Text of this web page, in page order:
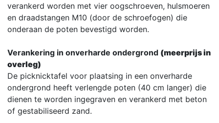
verankerd worden met vier oogschroeven, hulsmoeren
en draadstangen M10 (door de schroefogen) die
onderaan de poten bevestigd worden.
Verankering in onverharde ondergrond (meerprijs in
overleg)
De picknicktafel voor plaatsing in een onverharde
ondergrond heeft verlengde poten (40 cm langer) die
dienen te worden ingegraven en verankerd met beton
of gestabiliseerd zand.